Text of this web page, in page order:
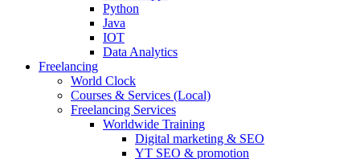
Python
Java
IOT
Data Analytics
Freelancing
World Clock
Courses & Services (Local)
Freelancing Services
Worldwide Training
Digital marketing & SEO
YT SEO & promotion